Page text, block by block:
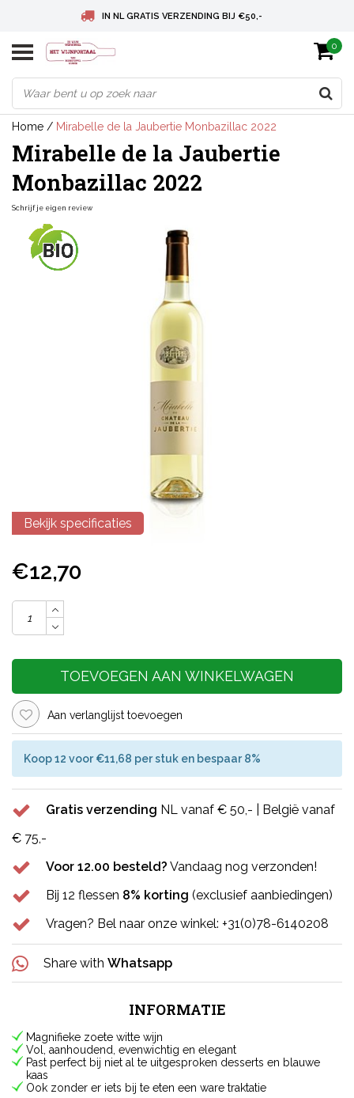
IN NL GRATIS VERZENDING BIJ €50,-
BELGIE GRATIS VERZENDING BIJ € 75
DEUTSCHLAND VERSANDKOSTENFREI AB € 75
0
Home / Mirabelle de la Jaubertie Monbazillac 2022
Mirabelle de la Jaubertie
Monbazillac 2022
Schrijf je eigen review
Bekijk specificaties
€12,70
TOEVOEGEN AAN WINKELWAGEN
Aan verlanglijst toevoegen
Koop 12 voor €11,68 per stuk en bespaar 8%
Gratis verzending NL vanaf € 50,- | België vanaf
€ 75,-
Voor 12.00 besteld? Vandaag nog verzonden!
Bij 12 flessen 8% korting (exclusief aanbiedingen)
Vragen? Bel naar onze winkel: +31(0)78-6140208
Share with Whatsapp
INFORMATIE
Magnifieke zoete witte wijn
Vol, aanhoudend, evenwichtig en elegant
Past perfect bij niet al te uitgesproken desserts en blauwe
kaas
Ook zonder er iets bij te eten een ware traktatie